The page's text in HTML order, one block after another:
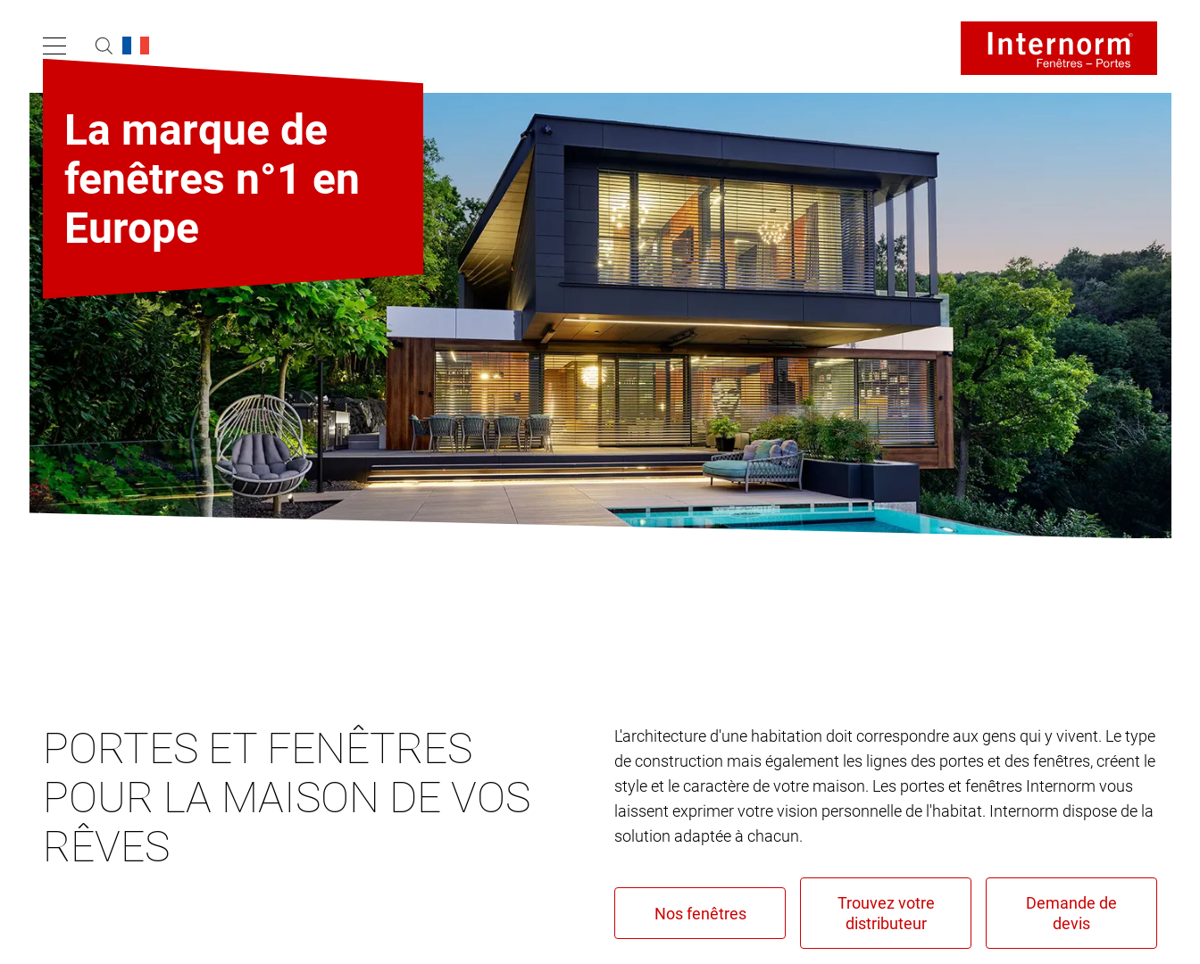
La marque de
fenêtres n°1 en
Europe
PORTES ET FENÊTRES
POUR LA MAISON DE VOS
RÊVES
L'architecture d'une habitation doit correspondre aux gens qui y vivent. Le type
de construction mais également les lignes des portes et des fenêtres, créent le
style et le caractère de votre maison. Les portes et fenêtres Internorm vous
laissent exprimer votre vision personnelle de l'habitat. Internorm dispose de la
solution adaptée à chacun.